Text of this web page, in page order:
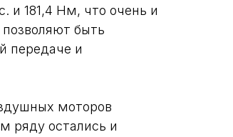
и 181,4 Нм, что очень и
быть
передаче и
моторов
ряду остались и